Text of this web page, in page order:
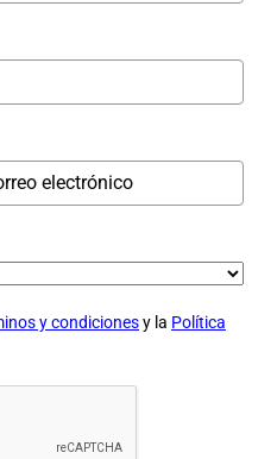
y condicionesy la Política